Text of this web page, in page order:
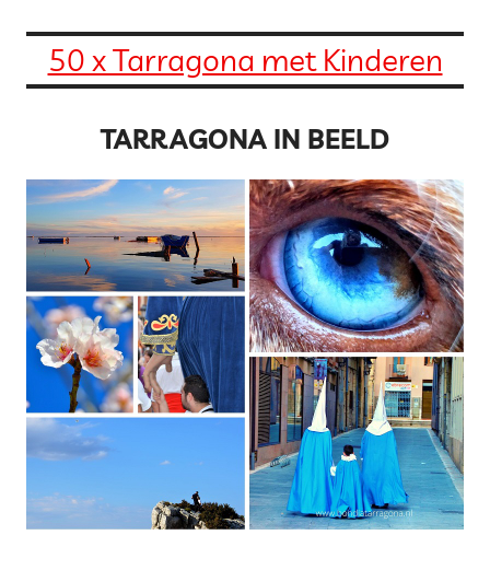
50 x Tarragona met Kinderen
TARRAGONA IN BEELD